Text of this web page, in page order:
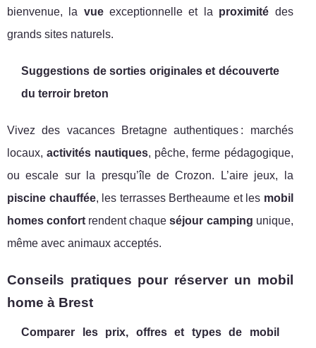
bienvenue, la vueexceptionnelle et la proximité des
grands sites naturels.
Suggestions de sorties originales et découverte
du terroir breton
Vivez des vacances Bretagne authentiques : marchés
locaux,activités nautiques, pêche, ferme pédagogique,
ou escale sur la presqu’île de Crozon. L’aire jeux, la
piscine chauffée, les terrasses Bertheaume et les mobil
homes confort rendent chaqueséjour camping unique,
même avec animaux acceptés.
Conseils pratiques pour réserver un mobil
home à Brest
Comparer les prix, offres et types de mobil